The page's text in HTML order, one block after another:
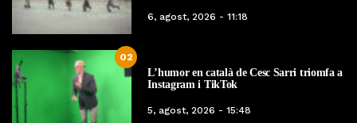
6, agost, 2026 - 11:18
02
L’humor en català de Cesc Sarri triomfa a
Instagram i TikTok
5, agost, 2026 - 15:48